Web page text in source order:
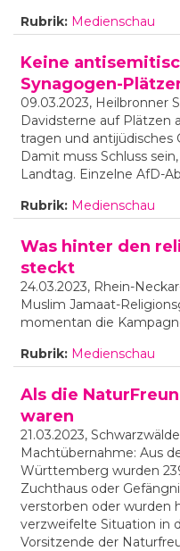
Rubrik: Medienschau
Keine
Synagogen-
09.03.2023, Heilbronner
Davidsterne auf Plätzen
tragen und antijüdisches
Damit muss Schluss
Landtag. Einzelne AfD-
Rubrik: Medienschau
Was hinter den
steckt
24.03.2023, Rhein-
Muslim Jamaat-
momentan die
Rubrik: Medienschau
Als die
waren
21.03.2023,
Machtübernahme: Aus
Württemberg wurden
Zuchthaus oder
verstorben oder wurden
verzweifelte Situation in
Vorsitzende der